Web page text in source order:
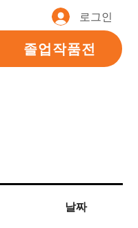
로그인
졸업작품전
날짜